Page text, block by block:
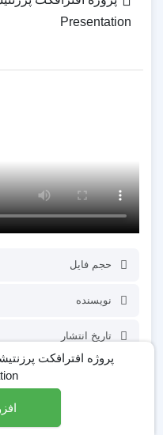
Presentation
حجم فایل
نویسنده
تاریخ انتشار